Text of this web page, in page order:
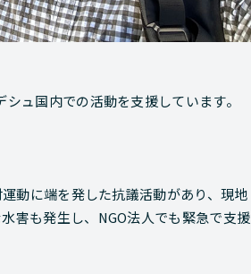
ュ国内での活動を支援しています。
動に端を発した抗議活動があり、現地
害も発生し、NGO法人でも緊急で支援